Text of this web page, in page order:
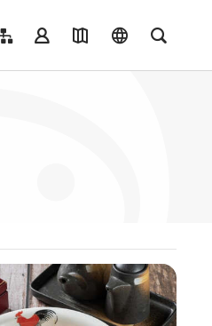
網站導覽會員登入地圖導覽language
Người việt nam
全文檢